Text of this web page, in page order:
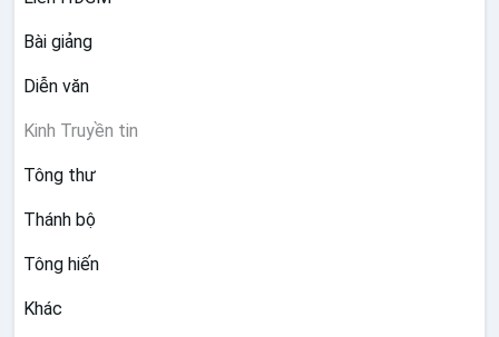
Bài giảng
Diễn văn
Kinh Truyền tin
Tông thư
Thánh bộ
Tông hiến
Khác